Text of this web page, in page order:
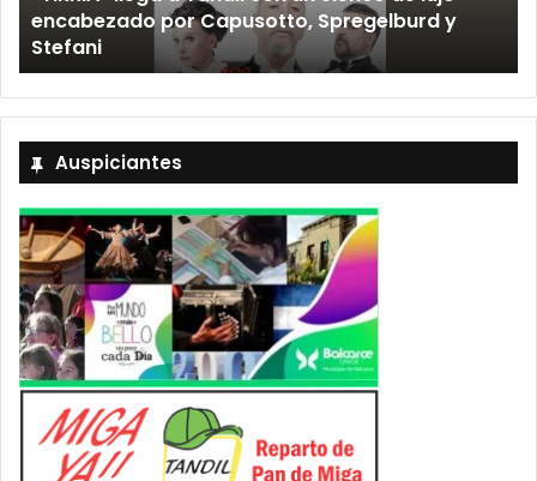
Los Fabulosos Cadillacs anunciaron su show en
Tandil y ya están a la venta las entradas
Auspiciantes